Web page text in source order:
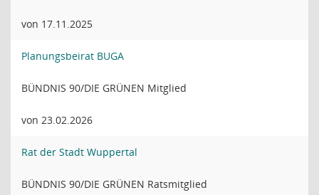
von 17.11.2025
Planungsbeirat BUGA
BÜNDNIS 90/DIE GRÜNEN Mitglied
von 23.02.2026
Rat der Stadt Wuppertal
BÜNDNIS 90/DIE GRÜNEN Ratsmitglied